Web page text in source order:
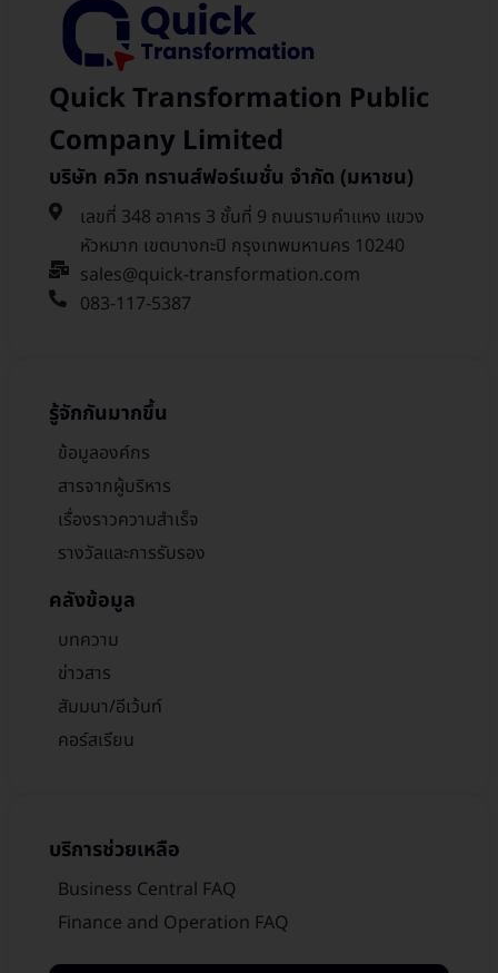
Quick Transformation Public
Company Limited
บริษัท ควิก ทรานส์ฟอร์เมชั่น จำกัด (มหาชน)
เลขที่ 348 อาคาร 3 ชั้นที่ 9 ถนนรามคำแหง แขวง
หัวหมาก เขตบางกะปิ กรุงเทพมหานคร 10240
sales@quick-transformation.com​
083-117-5387
รู้จักกันมากขึ้น
ข้อมูลองค์กร
สารจากผู้บริหาร
เรื่องราวความสำเร็จ
รางวัลและการรับรอง
คลังข้อมูล
บทความ
ข่าวสาร
สัมมนา/อีเว้นท์
คอร์สเรียน
บริการช่วยเหลือ
Business Central FAQ
Finance and Operation FAQ